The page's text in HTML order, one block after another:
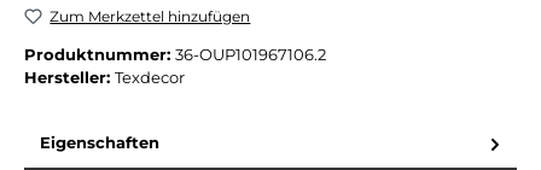
Zum Merkzettel hinzufügen
Produktnummer: 36-OUP101967106.2
Hersteller: Texdecor
Eigenschaften